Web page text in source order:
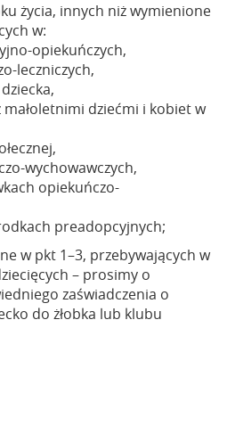
życia, innych niż wymienione
w:
opiekuńczych,
leczniczych,
dziećmi i kobiet w
wychowawczych,
opiekuńczo-
preadopcyjnych;
w pkt 1–3, przebywających w
– prosimy o
zaświadczenia o
do żłobka lub klubu